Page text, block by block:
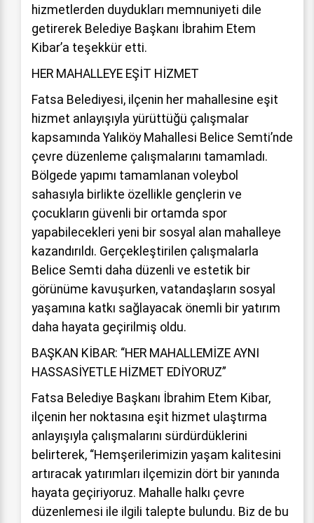
hizmetlerden duydukları memnuniyeti dile
getirerek Belediye Başkanı İbrahim Etem
Kibar’a teşekkür etti.
HER MAHALLEYE EŞİT HİZMET
Fatsa Belediyesi, ilçenin her mahallesine eşit
hizmet anlayışıyla yürüttüğü çalışmalar
kapsamında Yalıköy Mahallesi Belice Semti’nde
çevre düzenleme çalışmalarını tamamladı.
Bölgede yapımı tamamlanan voleybol
sahasıyla birlikte özellikle gençlerin ve
çocukların güvenli bir ortamda spor
yapabilecekleri yeni bir sosyal alan mahalleye
kazandırıldı. Gerçekleştirilen çalışmalarla
Belice Semti daha düzenli ve estetik bir
görünüme kavuşurken, vatandaşların sosyal
yaşamına katkı sağlayacak önemli bir yatırım
daha hayata geçirilmiş oldu.
BAŞKAN KİBAR: “HER MAHALLEMİZE AYNI
HASSASİYETLE HİZMET EDİYORUZ”
Fatsa Belediye Başkanı İbrahim Etem Kibar,
ilçenin her noktasına eşit hizmet ulaştırma
anlayışıyla çalışmalarını sürdürdüklerini
belirterek, “Hemşerilerimizin yaşam kalitesini
artıracak yatırımları ilçemizin dört bir yanında
hayata geçiriyoruz. Mahalle halkı çevre
düzenlemesi ile ilgili talepte bulundu. Biz de bu